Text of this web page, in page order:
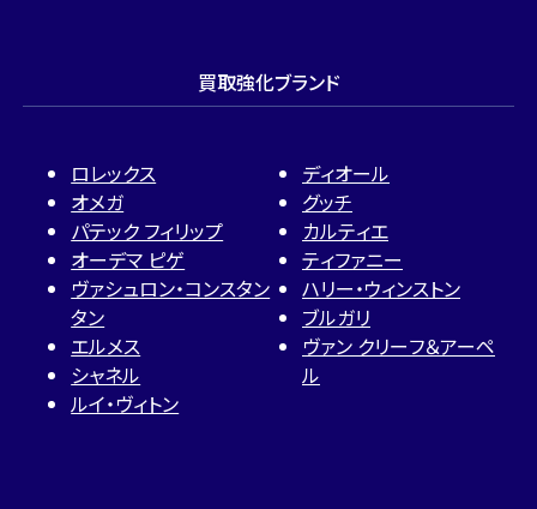
買取強化ブランド
ロレックス
オメガ
パテック フィリップ
オーデマ ピゲ
ヴァシュロン・コンスタン
タン
エルメス
シャネル
ルイ・ヴィトン
ディオール
グッチ
カルティエ
ティファニー
ハリー・ウィンストン
ブルガリ
ヴァン クリーフ＆アーペ
ル